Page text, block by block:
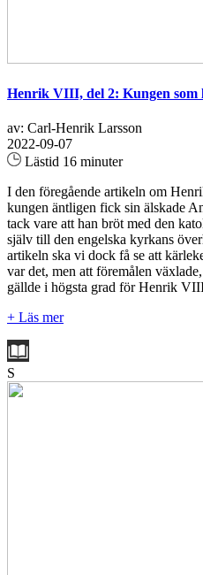
Henrik VIII, del 2: Kungen
av: Carl-Henrik Larsson
2022-09-07
Lästid 16 minuter
I den föregående artikeln om
kungen äntligen fick sin älskade
tack vare att han bröt med den
själv till den engelska kyrkans
artikeln ska vi dock få se att
var det, men att föremålen
gällde i högsta grad för Henrik
+ Läs mer
S